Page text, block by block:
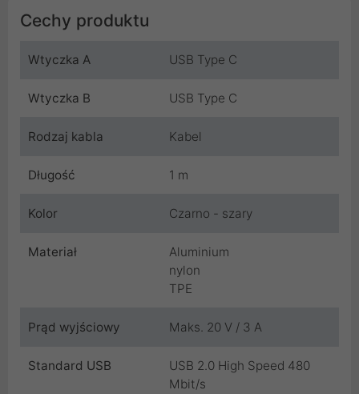
Cechy produktu
Wtyczka A USB Type C
Wtyczka B USB Type C
Rodzaj kabla Kabel
Długość 1 m
Kolor Czarno - szary
Materiał
Aluminium
nylon
TPE
Prąd wyjściowy Maks. 20 V / 3 A
Standard USB
USB 2.0 High Speed 480
Mbit/s